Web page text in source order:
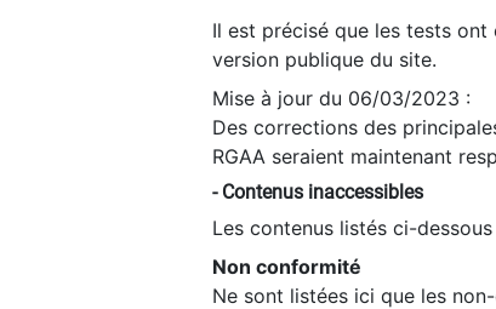
Il est précisé que les tests
version publique du site.
Mise à jour du 06/03/2023 :
Des corrections des
RGAA seraient maintenant
- Contenus inaccessibles
Les contenus listés ci-
Non conformité
Ne sont listées ici que les